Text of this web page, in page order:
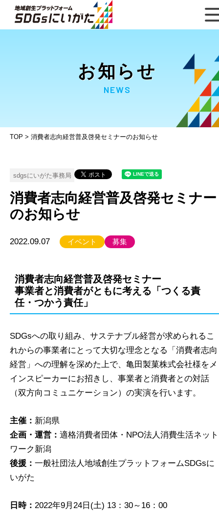
お知らせ
NEWS
TOP > 消費者志向経営普及啓発セミナーのお知らせ
sdgsにいがた事務局
消費者志向経営普及啓発セミナー
のお知らせ
2022.09.07 イベント 募集
消費者志向経営普及啓発セミナー
事業者と消費者がともに考える「つくる責
任・つかう責任」
SDGsへの取り組み、サステナブル経営が求められるこ
れからの事業者にとって大切な理念となる「消費者志向
経営」への理解を深めた上で、亀田製菓株式会社様をメ
インスピーカーにお招きし、事業者と消費者との対話
（双方向コミュニケーション）の実演を行います。
主催： 新潟県
企画・運営： 適格消費者団体・NPO法人消費生活ネット
ワーク新潟
後援： 一般社団法人地域創生プラットフォームSDGsに
いがた
日時： 2022年9月24日(土) 13：30～16：00